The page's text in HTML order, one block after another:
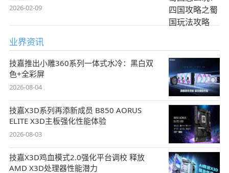
2026-02-09
业界资讯
技嘉推出小雕360系列一体式水冷：黑白双
色+全彩屏
2026-08-04
技嘉X3D系列再添新成员 B850 AORUS
ELITE X3D主板强化性能体验
2026-08-03
技嘉X3D鸡血模式2.0强化平台调校 释放
AMD X3D处理器性能潜力